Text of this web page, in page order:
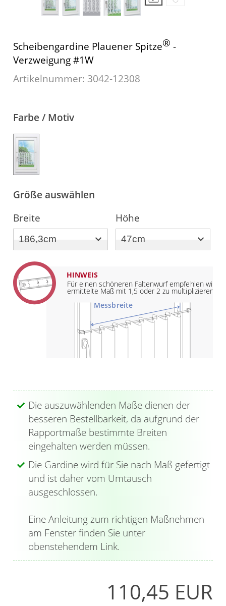
Gardinenstange
Stoffe
Panneaux
Scheibengardine Plauener Spitze® -
Verzweigung #1W
Artikelnummer: 3042-12308
Farbe / Motiv
Größe auswählen
Breite
Höhe
Für einen schöneren Faltenwurf empfehlen wir
ermittelte Maß mit 1,5 oder 2 zu multiplizieren
HINWEIS
Messbreite
Die auszuwählenden Maße dienen der
besseren Bestellbarkeit, da aufgrund der
Rapportmaße bestimmte Breiten
eingehalten werden müssen.
Die Gardine wird für Sie nach Maß gefertigt
und ist daher vom Umtausch
ausgeschlossen.
Eine Anleitung zum richtigen Maßnehmen
am Fenster finden Sie unter
obenstehendem Link.
110,45 EUR